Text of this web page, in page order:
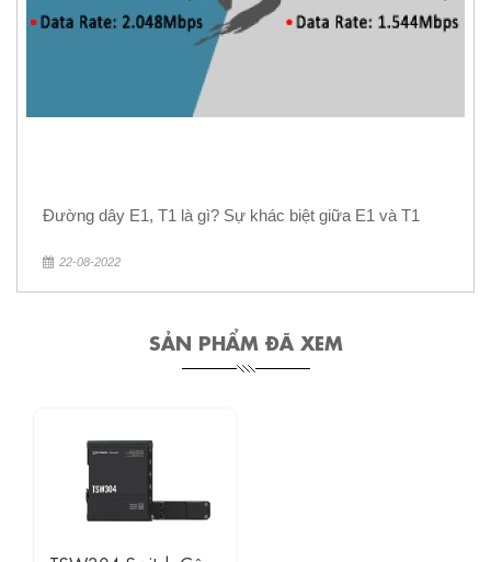
Đường dây E1, T1 là gì? Sự khác biệt giữa E1 và T1
22-08-2022
SẢN PHẨM ĐÃ XEM